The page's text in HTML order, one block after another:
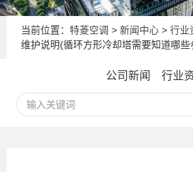
当前位置： 特菱空调 > 新闻中心 > 行业
维护说明(循环方形冷却塔需要知道哪些
公司新闻 行业